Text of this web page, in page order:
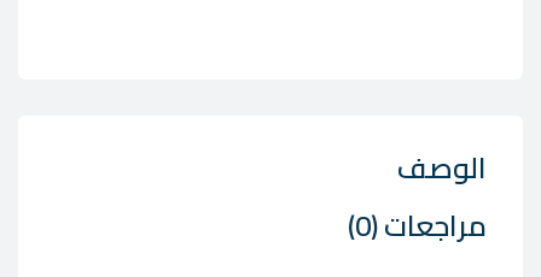
الوصف
مراجعات (0)